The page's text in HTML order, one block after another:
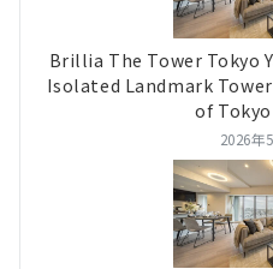
Brillia The Tower Tokyo
Isolated Landmark
of
2026年